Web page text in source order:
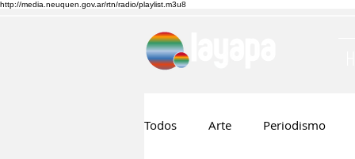
http://media.neuquen.gov.ar/rtn/radio/playlist.m3u8
Todos Arte Periodismo